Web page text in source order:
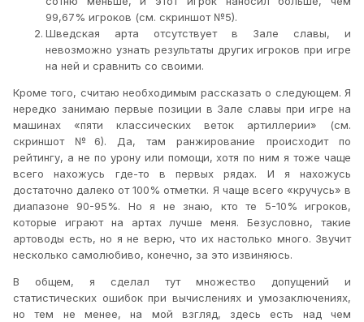
99,67% игроков (см. скриншот №5).
Шведская арта отсутствует в Зале славы, и
невозможно узнать результаты других игроков при игре
на ней и сравнить со своими.
Кроме того, считаю необходимым рассказать о следующем. Я
нередко занимаю первые позиции в Зале славы при игре на
машинах «пяти классических веток артиллерии» (см.
скриншот №6). Да, там ранжирование происходит по
рейтингу, а не по урону или помощи, хотя по ним я тоже чаще
всего нахожусь где-то в первых рядах. И я нахожусь
достаточно далеко от 100% отметки. Я чаще всего «кручусь» в
диапазоне 90-95%. Но я не знаю, кто те 5-10% игроков,
которые играют на артах лучше меня. Безусловно, такие
артоводы есть, но я не верю, что их настолько много. Звучит
несколько самолюбиво, конечно, за это извиняюсь.
В общем, я сделал тут множество допущений и
статистических ошибок при вычислениях и умозаключениях,
но тем не менее, на мой взгляд, здесь есть над чем